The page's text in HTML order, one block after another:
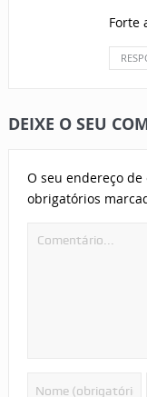
Forte
DEIXE O SEU
O seu endereço
obrigatórios